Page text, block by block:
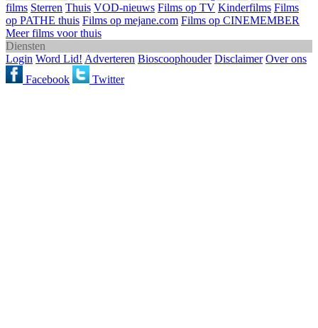
films Sterren Thuis VOD-nieuws Films op TV Kinderfilms Films
op PATHE thuis Films op mejane.com Films op CINEMEMBER
Meer films voor thuis
Diensten
Login Word Lid! Adverteren Bioscoophouder Disclaimer Over ons
Facebook
Twitter